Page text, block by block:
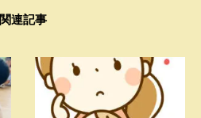
関連記事